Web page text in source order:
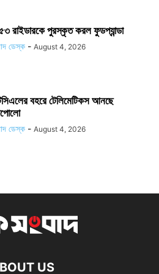
রাইডারকে পুরস্কৃত করল ফুডপ্যান্ডা
ডেস্ক - August 4, 2026
বহরে টেলিমেটিকস আনছে
ডেস্ক - August 4, 2026
US